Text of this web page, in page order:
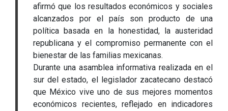
afirmó que los resultados económicos y sociales
alcanzados por el país son producto de una
política basada en la honestidad, la austeridad
republicana y el compromiso permanente con el
bienestar de las familias mexicanas.
Durante una asamblea informativa realizada en el
sur del estado, el legislador zacatecano destacó
que México vive uno de sus mejores momentos
económicos recientes, reflejado en indicadores